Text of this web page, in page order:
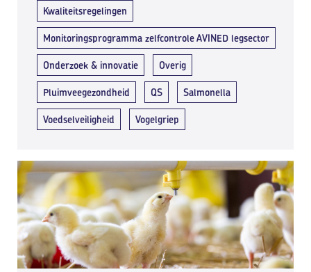
Kwaliteitsregelingen
Monitoringsprogramma zelfcontrole AVINED legsector
Onderzoek & innovatie Overig
Pluimveegezondheid QS Salmonella
Voedselveiligheid Vogelgriep